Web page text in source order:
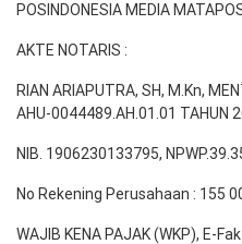
POSINDONESIA MEDIA
AKTE NOTARIS :
RIAN ARIAPUTRA, SH, M.Kn,
AHU-0044489.AH.01.01 TAHUN
NIB. 1906230133795,
No Rekening Perusahaan : 155
WAJIB KENA PAJAK (WKP), E-